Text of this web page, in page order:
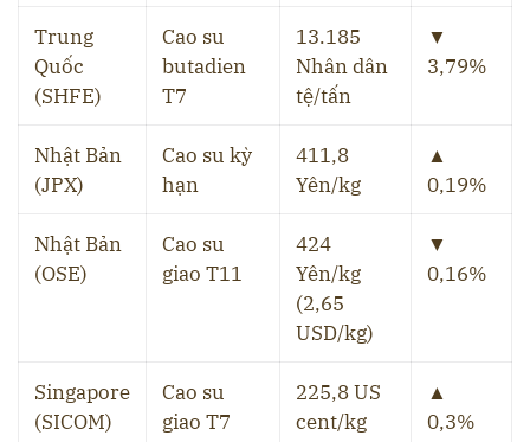
Trung
Quốc
(SHFE)
Cao su
butadien
T7
13.185
Nhân dân
tệ/tấn
▼
3,79%
Nhật Bản
(JPX)
Cao su kỳ
hạn
411,8
Yên/kg
▲
0,19%
Nhật Bản
(OSE)
Cao su
giao T11
424
Yên/kg
(2,65
USD/kg)
▼
0,16%
Singapore
(SICOM)
Cao su
giao T7
225,8 US
cent/kg
▲
0,3%